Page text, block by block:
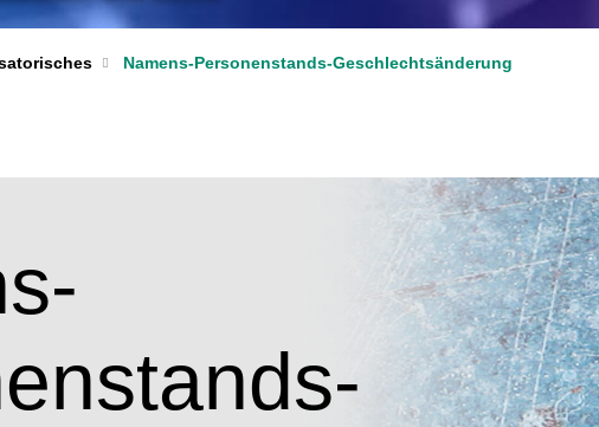
Namens-Personenstands-Geschlechtsänderung